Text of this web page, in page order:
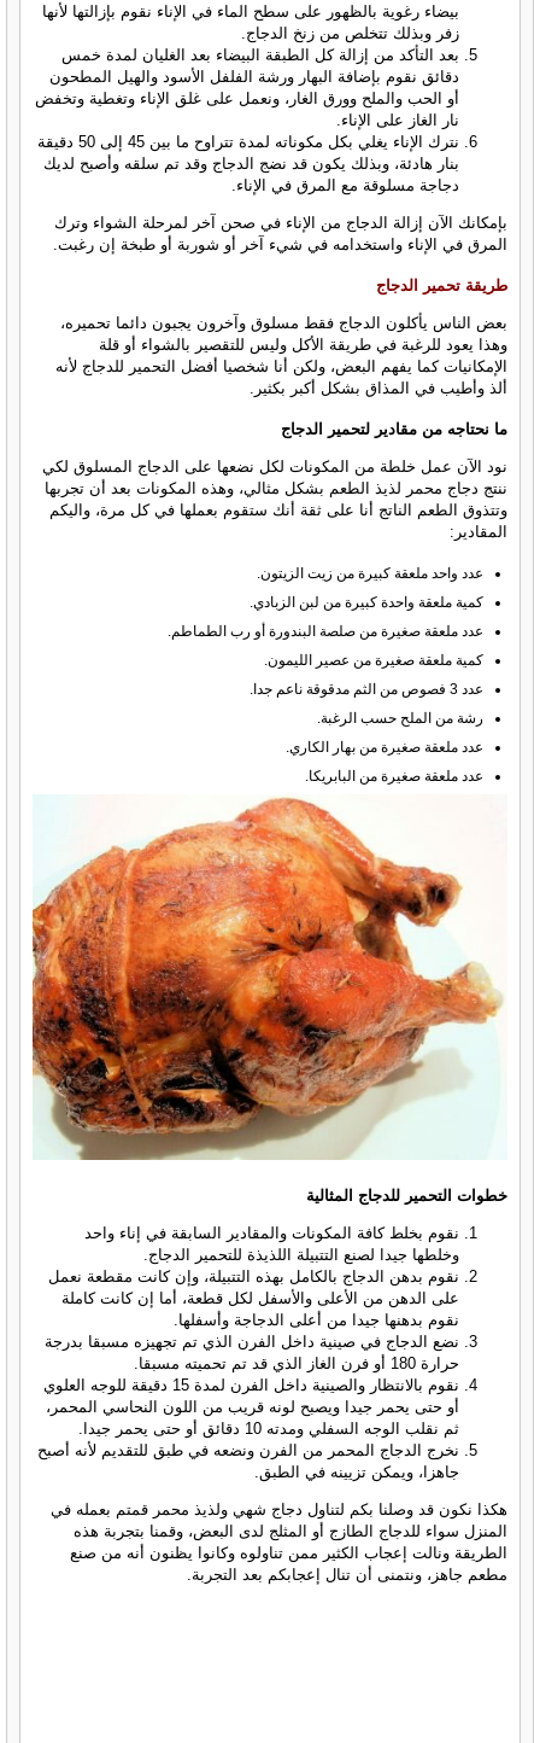
بيضاء رغوية بالظهور على سطح الماء في الإناء نقوم بإزالتها لأنها
زفر وبذلك تتخلص من زنخ الدجاج.
بعد التأكد من إزالة كل الطبقة البيضاء بعد الغليان لمدة خمس
دقائق نقوم بإضافة البهار ورشة الفلفل الأسود والهيل المطحون
أو الحب والملح وورق الغار، ونعمل على غلق الإناء وتغطية وتخفض
نار الغاز على الإناء.
نترك الإناء يغلي بكل مكوناته لمدة تتراوح ما بين 45 إلى 50 دقيقة
بنار هادئة، وبذلك يكون قد نضج الدجاج وقد تم سلقه وأصبح لديك
دجاجة مسلوقة مع المرق في الإناء.
بإمكانك الآن إزالة الدجاج من الإناء في صحن آخر لمرحلة الشواء وترك
المرق في الإناء واستخدامه في شيء آخر أو شوربة أو طبخة إن رغبت.
طريقة تحمير الدجاج
بعض الناس يأكلون الدجاج فقط مسلوق وآخرون يجبون دائما تحميره،
وهذا يعود للرغبة في طريقة الأكل وليس للتقصير بالشواء أو قلة
الإمكانيات كما يفهم البعض، ولكن أنا شخصيا أفضل التحمير للدجاج لأنه
ألذ وأطيب في المذاق بشكل أكبر بكثير.
ما نحتاجه من مقادير لتحمير الدجاج
نود الآن عمل خلطة من المكونات لكل نضعها على الدجاج المسلوق لكي
ننتج دجاج محمر لذيذ الطعم بشكل مثالي، وهذه المكونات بعد أن تجربها
وتتذوق الطعم الناتج أنا على ثقة أنك ستقوم بعملها في كل مرة، واليكم
المقادير:
عدد واحد ملعقة كبيرة من زيت الزيتون.
كمية ملعقة واحدة كبيرة من لبن الزبادي.
عدد ملعقة صغيرة من صلصة البندورة أو رب الطماطم.
كمية ملعقة صغيرة من عصير الليمون.
عدد 3 فصوص من الثم مدقوقة ناعم جدا.
رشة من الملح حسب الرغبة.
عدد ملعقة صغيرة من بهار الكاري.
عدد ملعقة صغيرة من البابريكا.
خطوات التحمير للدجاج المثالية
نقوم بخلط كافة المكونات والمقادير السابقة في إناء واحد
وخلطها جيدا لصنع التتبيلة اللذيذة للتحمير الدجاج.
نقوم بدهن الدجاج بالكامل بهذه التتبيلة، وإن كانت مقطعة نعمل
على الدهن من الأعلى والأسفل لكل قطعة، أما إن كانت كاملة
نقوم بدهنها جيدا من أعلى الدجاجة وأسفلها.
نضع الدجاج في صينية داخل الفرن الذي تم تجهيزه مسبقا بدرجة
حرارة 180 أو فرن الغاز الذي قد تم تحميته مسبقا.
نقوم بالانتظار والصينية داخل الفرن لمدة 15 دقيقة للوجه العلوي
أو حتى يحمر جيدا ويصبح لونه قريب من اللون النحاسي المحمر،
ثم نقلب الوجه السفلي ومدته 10 دقائق أو حتى يحمر جيدا.
نخرج الدجاج المحمر من الفرن ونضعه في طبق للتقديم لأنه أصبح
جاهزا، ويمكن تزيينه في الطبق.
هكذا نكون قد وصلنا بكم لتناول دجاج شهي ولذيذ محمر قمتم بعمله في
المنزل سواء للدجاج الطازج أو المثلج لدى البعض، وقمنا بتجربة هذه
الطريقة ونالت إعجاب الكثير ممن تناولوه وكانوا يظنون أنه من صنع
مطعم جاهز، ونتمنى أن تنال إعجابكم بعد التجربة.